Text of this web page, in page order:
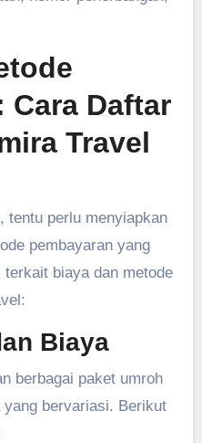
Cara Daftar
Travel
tentu perlu menyiapkan
pembayaran yang
biaya dan metode
Biaya
berbagai paket umroh
bervariasi. Berikut